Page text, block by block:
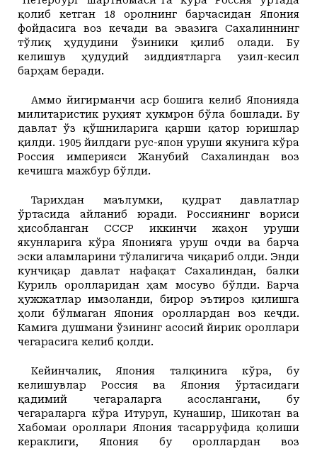
қолиб кетган 18 оролнинг барчасидан Япония
фойдасига воз кечади ва эвазига Сахалиннинг
тўлиқ ҳудудини ўзиники қилиб олади. Бу
келишув ҳудудий зиддиятларга узил-кесил
барҳам беради.
Аммо йигирманчи аср бошига келиб Японияда
милитаристик руҳият ҳукмрон бўла бошлади. Бу
давлат ўз қўшниларига қарши қатор юришлар
қилди. 1905 йилдаги рус-япон уруши якунига кўра
Россия империяси Жанубий Сахалиндан воз
кечишга мажбур бўлди.
Тарихдан маълумки, қудрат давлатлар
ўртасида айланиб юради. Россиянинг вориси
ҳисобланган СССР иккинчи жаҳон уруши
якунларига кўра Японияга уруш очди ва барча
эски аламларини тўлалигича чиқариб олди. Энди
кунчиқар давлат нафақат Сахалиндан, балки
Куриль оролларидан ҳам мосуво бўлди. Барча
ҳужжатлар имзоланди, бирор эътироз қилишга
ҳоли бўлмаган Япония ороллардан воз кечди.
Камига душмани ўзининг асосий йирик ороллари
чегарасига келиб қолди.
Кейинчалик, Япония талқинига кўра, бу
келишувлар Россия ва Япония ўртасидаги
қадимий чегараларга асослангани, бу
чегараларга кўра Итуруп, Кунашир, Шикотан ва
Хабомаи ороллари Япония тасарруфида қолиши
кераклиги, Япония бу ороллардан воз